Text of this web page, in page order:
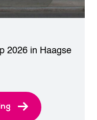
2026 in Haagse